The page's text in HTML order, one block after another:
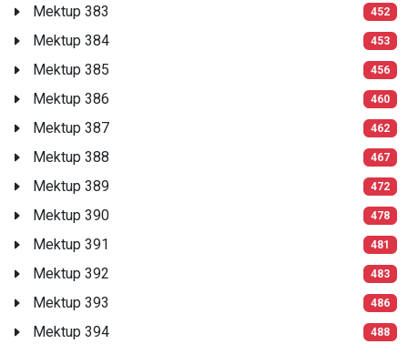
Mektup 383 452
Mektup 384 453
Mektup 385 456
Mektup 386 460
Mektup 387 462
Mektup 388 467
Mektup 389 472
Mektup 390 478
Mektup 391 481
Mektup 392 483
Mektup 393 486
Mektup 394 488